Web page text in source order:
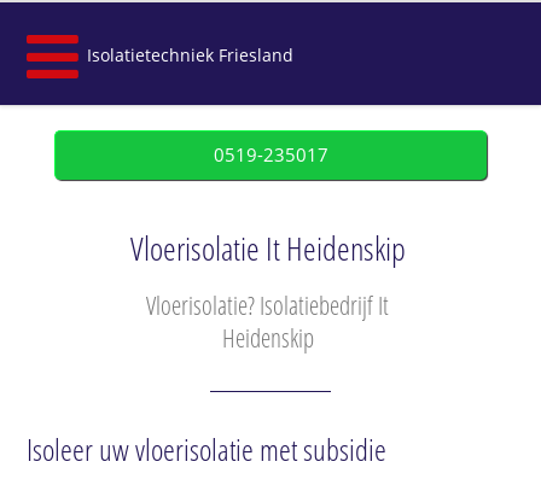
Isolatietechniek Friesland
0519-235017
Vloerisolatie It Heidenskip
Vloerisolatie? Isolatiebedrijf It
Heidenskip
Isoleer uw vloerisolatie met subsidie